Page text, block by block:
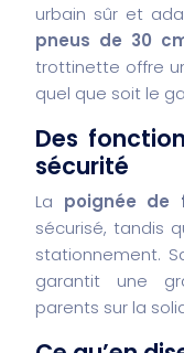
urbain sûr et
pneus de 30
trottinette offre
quel que soit le
Des
sécurité
La poignée de
sécurisé, tandis
stationnement.
garantit une
parents sur la